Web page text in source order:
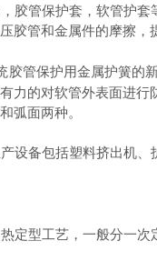
胶管保护套，软管护
胶管和金属件的摩擦，
胶管保护用金属护簧的
力的对软管外表面进
弧面两种。
设备包括塑料挤出机、
定型工艺，一般分一次